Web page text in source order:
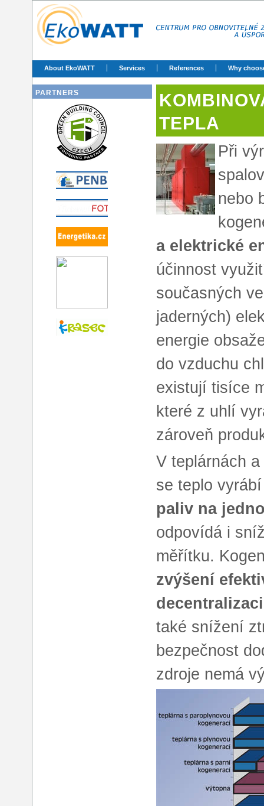
About EkoWATT Services References Why
PARTNERS
TEPLA
Při
nebo
a elektrické
účinnost
současných
jaderných)
energie
do vzduchu
existují tisíce
které z uhlí
zároveň
V teplárnách
se teplo
paliv na
odpovídá i
měřítku.
zvýšení
také snížení
bezpečnost
zdroje nemá